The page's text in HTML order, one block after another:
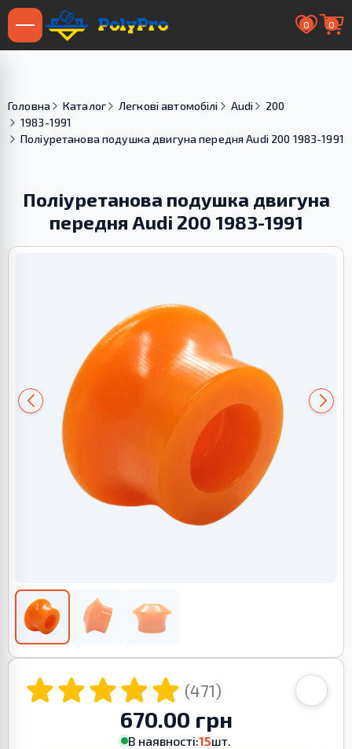
0 0
Головна Каталог Легкові автомобілі Audi
200
1983-1991
Поліуретанова подушка двигуна передня Audi 200 1983-1991
Поліуретанова подушка двигуна
передня Audi 200 1983-1991
(471)
670.00 грн
В наявності:15шт.